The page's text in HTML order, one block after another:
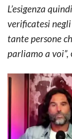
L’esigenza
verificatesi
tante persone
parliamo a voi”,